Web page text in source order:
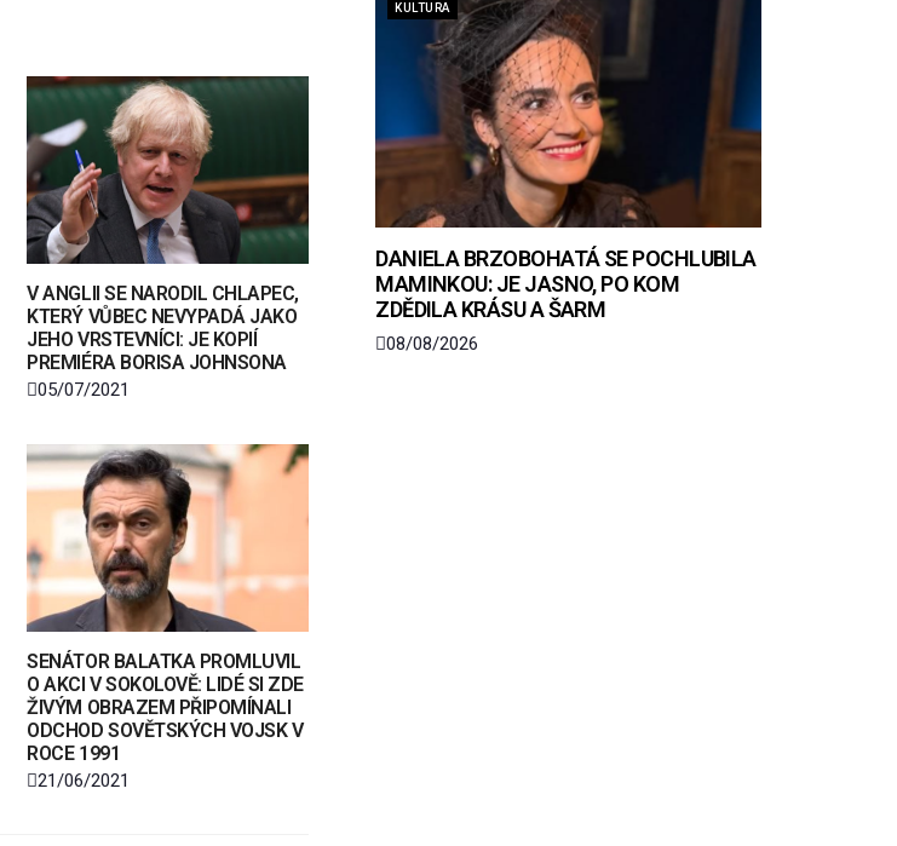
V ANGLII SE NARODIL CHLAPEC,
KTERÝ VŮBEC NEVYPADÁ JAKO
JEHO VRSTEVNÍCI: JE KOPIÍ
PREMIÉRA BORISA JOHNSONA
05/07/2021
SENÁTOR BALATKA PROMLUVIL
O AKCI V SOKOLOVĚ: LIDÉ SI ZDE
ŽIVÝM OBRAZEM PŘIPOMÍNALI
ODCHOD SOVĚTSKÝCH VOJSK V
ROCE 1991
21/06/2021
KULTURA
DANIELA BRZOBOHATÁ SE POCHLUBILA
MAMINKOU: JE JASNO, PO KOM
ZDĚDILA KRÁSU A ŠARM
08/08/2026